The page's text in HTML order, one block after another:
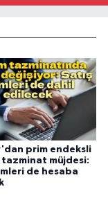
prim endeksli
tazminat müjdesi:
de hesaba